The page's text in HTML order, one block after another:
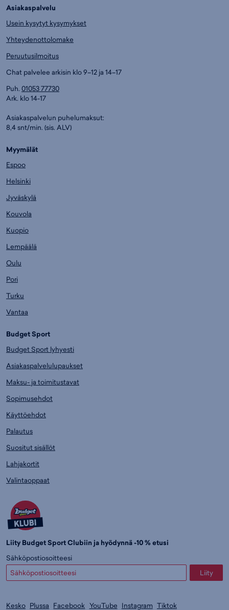
Asiakaspalvelu
Usein kysytyt kysymykset
Yhteydenottolomake
Peruutusilmoitus
Chat palvelee arkisin klo 9–12 ja 14–17
Puh. 01053 77730
Ark. klo 14-17
Asiakaspalvelun puhelumaksut:
8,4 snt/min. (sis. ALV)
Myymälät
Espoo
Helsinki
Jyväskylä
Kouvola
Kuopio
Lempäälä
Oulu
Pori
Turku
Vantaa
Budget Sport
Budget Sport lyhyesti
Asiakaspalvelulupaukset
Maksu- ja toimitustavat
Sopimusehdot
Käyttöehdot
Palautus
Suositut sisällöt
Lahjakortit
Valintaoppaat
Liity Budget Sport Clubiin ja hyödynnä -10 % etusi
Sähköpostiosoitteesi
Liity
Kesko Plussa Facebook YouTube Instagram Tiktok